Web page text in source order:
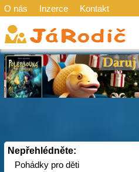
O nás Inzerce Kontakt
Nepřehlédněte:
Pohádky pro děti